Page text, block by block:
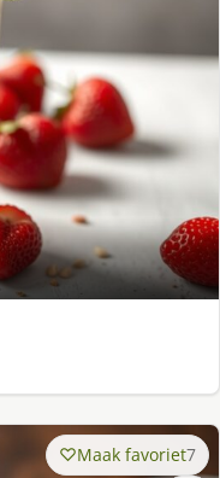
Maak favoriet7